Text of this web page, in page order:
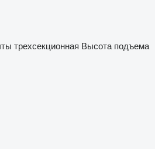
трехсекционная Высота подъема